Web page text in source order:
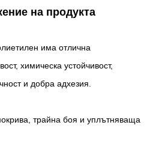
на продукта
има отлична
химическа устойчивост,
и добра адхезия.
трайна боя и уплътняваща